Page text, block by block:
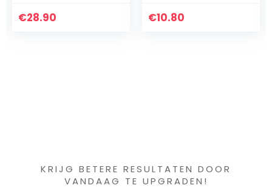
en Voetafdruk
€10.80
fopspeen lint,
KRIJG BETERE RESULTATEN DOOR
VANDAAG TE UPGRADEN!